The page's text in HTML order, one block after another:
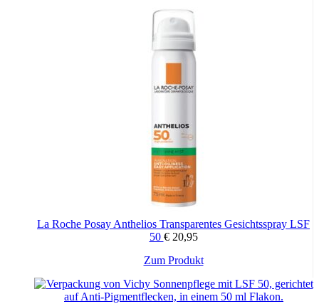
Bietet 6 Stunden Feuchtigkeitsversorgung**
Detaillierte Zusammensetzung
ALKYL BENZOATE. DICAPRYLYL CARBONATE.
DIETHYLAMINO HYDROXYBENZOYL HEXYL
ETHYLHEXYL TRIAZONE. ORYZA SATIVA (RICE)
STARCH (ORYZA SATIVA STARCH). PHENYLENE BIS-
DIPHENYLTRIAZINE. BIS-ETHYLHEXYLOXYPHENOL
METHOXYPHENYL TRIAZINE. POTASSIUM CETYL
PHOSPHATE. C9-12 ALKANE. LAURYL GLUCOSIDE.
POLYGLYCERYL-2 DIPOLYHYDROXYSTEARATE.
GLYCERIN. TAPIOCA STARCH.
CROSSPOLYMER. BENZOIC ACID. CAPRYLIC/CAPRIC
TRIGLYCERIDE. CAPRYLYL GLYCOL. CITRIC ACID.
GLYCINE SOJA (SOYBEAN) OIL (GLYCINE SOJA OIL).
LENS ESCULENTA (LENTIL) SEED EXTRACT (LENS
ESCULENTA SEED EXTRACT). PENTYLENE GLYCOL.
PPG-1-PEG-9 LAURYL GLYCOL ETHER. RED 33 (CI 17200).
La Roche Posay Anthelios Transparentes Gesichtsspray LSF
50 €20,95
Zum Produkt